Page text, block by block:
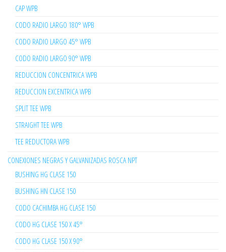
CAP WPB
CODO RADIO LARGO 180° WPB
CODO RADIO LARGO 45° WPB
CODO RADIO LARGO 90° WPB
REDUCCION CONCENTRICA WPB
REDUCCION EXCENTRICA WPB
SPLIT TEE WPB
STRAIGHT TEE WPB
TEE REDUCTORA WPB
CONEXIONES NEGRAS Y GALVANIZADAS ROSCA NPT
BUSHING HG CLASE 150
BUSHING HN CLASE 150
CODO CACHIMBA HG CLASE 150
CODO HG CLASE 150 X 45°
CODO HG CLASE 150 X 90°